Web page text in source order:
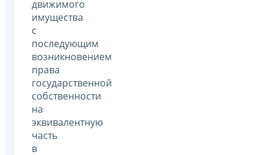
движимого
имущества
с
последующим
возникновением
права
государственной
собственности
на
эквивалентную
часть
в